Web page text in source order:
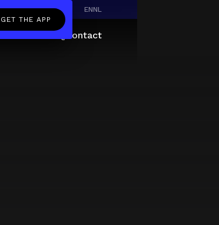
ENNL
Contact
GET THE APP